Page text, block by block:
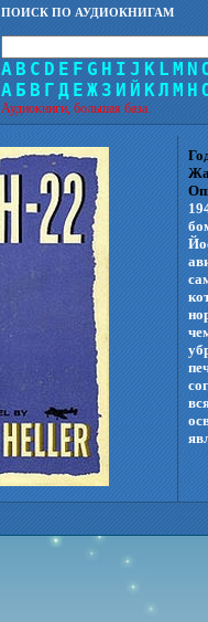
ПОИСК ПО АУДИОКНИГАМ
A B C D E F G H I J K L M N
А Б В Г Д Е Ж З И Й КЛ М Н
Аудиокниги, большая база.